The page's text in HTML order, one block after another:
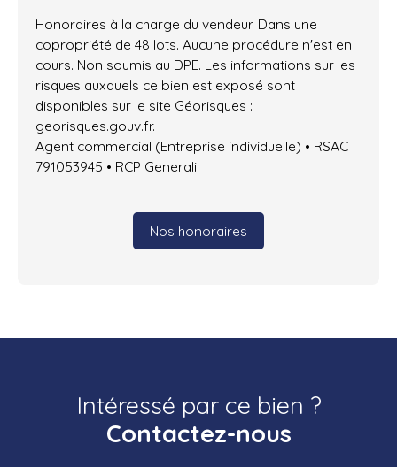
Honoraires à la charge du vendeur. Dans une
copropriété de 48 lots. Aucune procédure n'est en
cours. Non soumis au DPE. Les informations sur les
risques auxquels ce bien est exposé sont
disponibles sur le site Géorisques :
georisques.gouv.fr.
Agent commercial (Entreprise individuelle) • RSAC
791053945 • RCP Generali
Nos honoraires
Intéressé par ce bien ?
Contactez-nous